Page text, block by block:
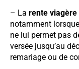
– La rente viagère
notamment
ne lui permet pas
versée jusqu’au
remariage ou de